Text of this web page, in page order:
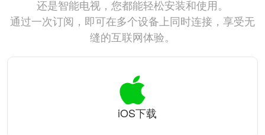
还是智能电视，您都能轻松安装和使用。
通过一次订阅，即可在多个设备上同时连接，享受无
缝的互联网体验。
iOS下载